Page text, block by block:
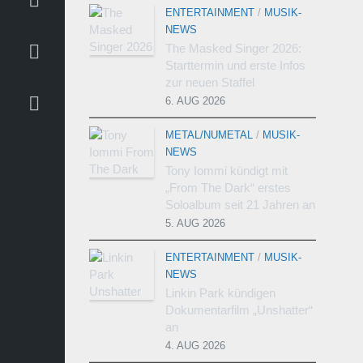
ENTERTAINMENT / MUSIK-
NEWS
The Masked Singer 2026:
Starttermin und erste Infos
zur neuen Staffel
6. AUG 2026
METAL/NUMETAL / MUSIK-
NEWS
Tony Iommi kündigt mit
„From The Dark“ erstes
Soloalbum seit 21 Jahren an
5. AUG 2026
ENTERTAINMENT / MUSIK-
NEWS
Linkin Park kündigen
Dokumentarfilm „Unshatter“
an
4. AUG 2026